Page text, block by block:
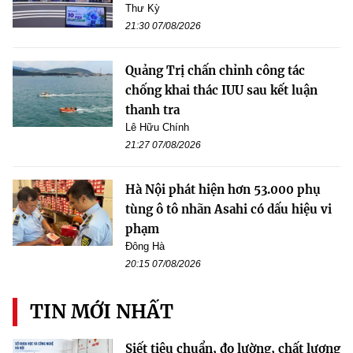
Thư Kỳ
21:30 07/08/2026
Quảng Trị chấn chỉnh công tác
chống khai thác IUU sau kết luận
thanh tra
Lê Hữu Chính
21:27 07/08/2026
Hà Nội phát hiện hơn 53.000 phụ
tùng ô tô nhãn Asahi có dấu hiệu vi
phạm
Đông Hà
20:15 07/08/2026
TIN MỚI NHẤT
Siết tiêu chuẩn, đo lường, chất lượng